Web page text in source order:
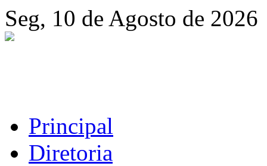
Seg, 10 de Agosto de 2026
Principal
Diretoria